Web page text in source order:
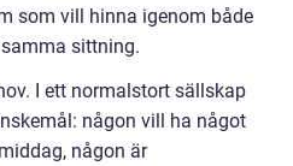
som vill hinna igenom både
sittning.
I ett normalstort sällskap
någon vill ha något
någon är